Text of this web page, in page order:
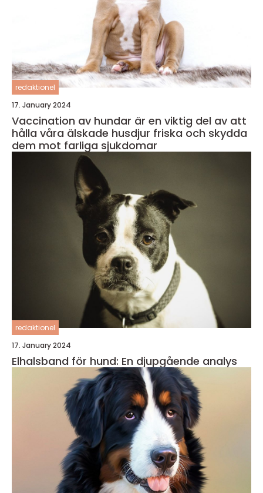
redaktionel
17. January 2024
Vaccination av hundar är en viktig del av att
hålla våra älskade husdjur friska och skydda
dem mot farliga sjukdomar
redaktionel
17. January 2024
Elhalsband för hund: En djupgående analys